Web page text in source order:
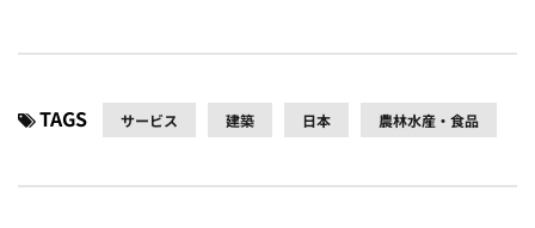
TAGS サービス 建築 日本 農林水産・食品